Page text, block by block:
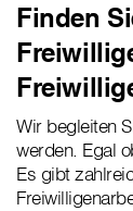
Finden
Wir begleiten
werden. Egal
Es gibt